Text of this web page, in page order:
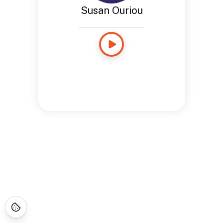
Susan Ouriou